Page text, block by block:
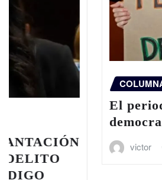
COLUMNAS NACIONAL
El periodismo un
victor Ago 10, 2026